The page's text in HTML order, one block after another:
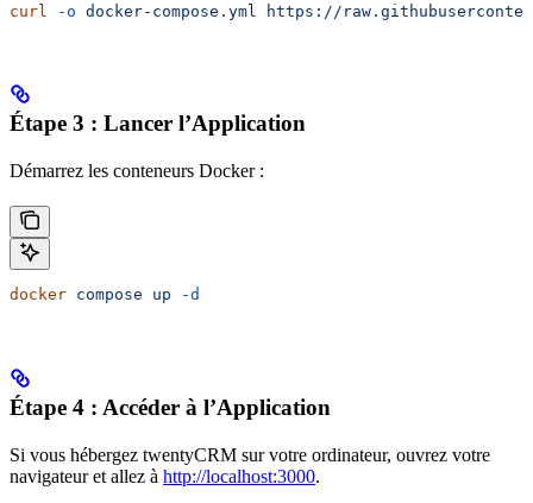
curl -o docker-compose.yml https://
Étape 3 : Lancer l’Application
Démarrez les conteneurs Docker :
docker compose up -d
Étape 4 : Accéder à l’Application
Si vous hébergez twentyCRM sur votre ordinateur, ouvrez votre
navigateur et allez à http://localhost:3000.